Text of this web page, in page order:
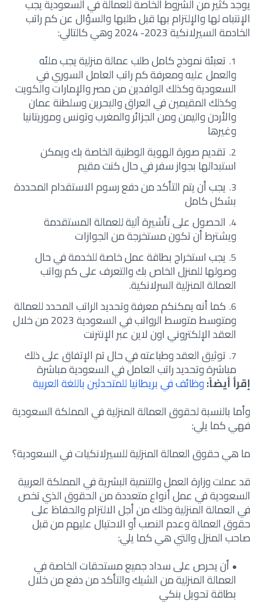
يوجد كثير من الشروط الخاصة للعمالة في السعودية يجب
الإنتباه لها والإلتزام بها قبل طلبها والسؤال عن كم راتب
الخادمة السيرلانكية 2023- 2024 وهي كالتالي:
تعبئة نموذج كامل طلب عمالة منزلية يجب ملئه
والعمل عليه ومعرفة كم راتب العامل السوري في
السعودية وكذلك الوافدين من مصر والإمارات والكويت
وكذلك المقيمين في العراق والبحرين وسلطنة عمان
والأردن واليمن ومن الجزائر والمغرب وتونس وموريتانيا
وغيرها
تقديم صورة الهوية الوطنية الخاصة بك ويمكن
استبدالها بجواز سفر في حال كنت مقيم
يجب أن يتم التأكد من دفع رسوم الاستقدام المحددة
بشكل كامل
الحصول على تأشيرة آلية للعمالة المستقدمة
ويشترط أن تكون مستخرجة من الجوازات
يجب استخراج بطاقة عمل خاصة للخدمة في حال
وصولها للمنزل الخاص بك والتعرف على كم رواتب
العمالة المنزلية السرلانكية.
كما أنه يمكنكم معرفة وتحديد الراتب المحدد للعمالة
ومتوسط متوسط الرواتب في السعودية 2023 من خلال
العقد الإلكتروني اون لاين عبر الإنترنت
توثيق العقد وطباعته في حال تم الإتفاق على ذلك
مباشرة وتحديد راتب العامل في السعودية مباشرة
إقرأ أيضاً:وظائف في بريطانيا للمتحدثين باللغة العربية
وأما بالنسبة لحقوق العمالة المنزلية في المملكة السعودية
فهي كما يلي:
ما هي حقوق العمالة المنزلية للسيرلانكيات في السعودية؟
قد عملت وزارة العمل والتنمية البشرية في المملكة العربية
السعودية في عمل أنواع متعددة من الحقوق الذي تخص
في العمالة المنزلية وذلك من أجل الالتزام والحفاظ على
حقوق العمالة وعدم النصب أو الاحتيال عليهم من قبل
صاحب المنزل والتي هي كما يلي:
أن يحرص على سداد جميع مستحقات الخاصة في
العمالة المنزلية من الشيك والتأكد من دفع من خلال
بطاقة تحويل بنكي